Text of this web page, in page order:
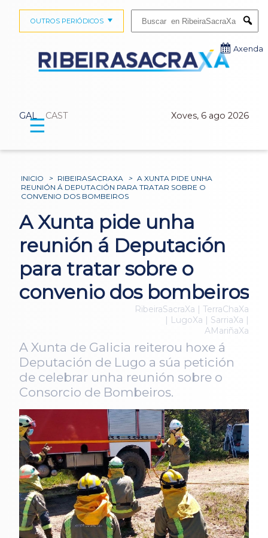
GAL CAST Xoves, 6 ago 2026
OUTROS PERIÓDICOS
Axenda
☰
INICIO > RIBEIRASACRAXA > A XUNTA PIDE UNHA
REUNIÓN Á DEPUTACIÓN PARA TRATAR SOBRE O
CONVENIO DOS BOMBEIROS
A Xunta pide unha
reunión á Deputación
para tratar sobre o
convenio dos bombeiros
RibeiraSacraXa | TerraChaXa
| LugoXa | SarriaXa |
AMariñaXa
A Xunta de Galicia reiterou hoxe á
Deputación de Lugo a súa petición
de celebrar unha reunión sobre o
Consorcio de Bombeiros.